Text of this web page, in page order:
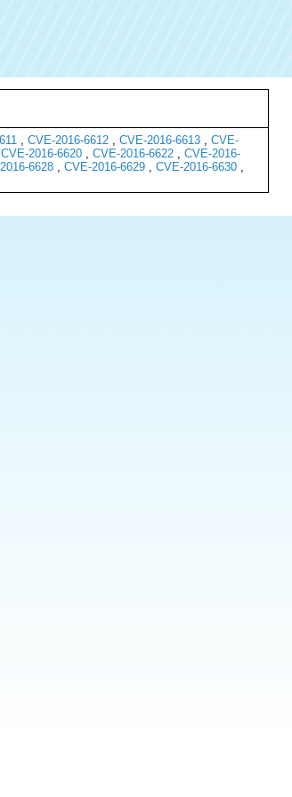
, CVE-2016-6612, CVE-2016-6613, CVE-
CVE-2016-6620, CVE-2016-6622, CVE-2016-
6628, CVE-2016-6629, CVE-2016-6630,